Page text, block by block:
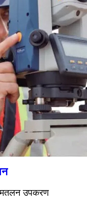
उपकरण